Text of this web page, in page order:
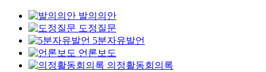
발의의안
도정질문
5분자유발언
언론보도
의정활동회의록